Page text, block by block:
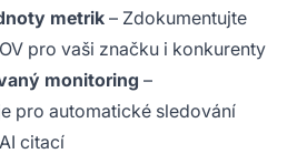
metrik – Zdokumentujte
pro vaši značku i konkurenty
monitoring –
pro automatické sledování
citací